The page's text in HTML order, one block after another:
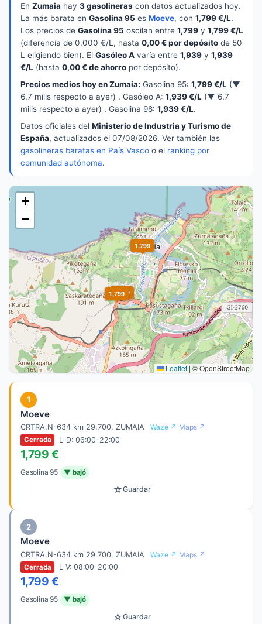
En Zumaia hay 3 gasolineras con datos actualizados hoy.
La más barata en Gasolina 95 es Moeve, con 1,799 €/L.
Los precios de Gasolina 95 oscilan entre 1,799 y 1,799 €/L
(diferencia de 0,000 €/L, hasta 0,00 € por depósito de 50
L eligiendo bien). El Gasóleo A varía entre 1,939 y 1,939
€/L (hasta 0,00 € de ahorro por depósito).
Precios medios hoy en Zumaia: Gasolina 95: 1,799 €/L (▼
6.7 milis respecto a ayer) . Gasóleo A: 1,939 €/L (▼ 6.7
milis respecto a ayer) . Gasolina 98: 1,939 €/L.
Datos oficiales del Ministerio de Industria y Turismo de
España, actualizados el 07/08/2026. Ver también las
gasolineras baratas en País Vasco o el ranking por
comunidad autónoma.
1,799
1,799
1,799
+
−
Leaflet | © OpenStreetMap
1
Moeve
CRTRA.N-634 km 29,700, ZUMAIA Waze ↗ Maps ↗
Cerrada L-D: 06:00-22:00
1,799 €
Gasolina 95 ▼ bajó
☆Guardar
2
Moeve
CRTRA.N-634 km 29.700, ZUMAIA Waze ↗ Maps ↗
Cerrada L-V: 08:00-20:00
1,799 €
Gasolina 95 ▼ bajó
☆Guardar